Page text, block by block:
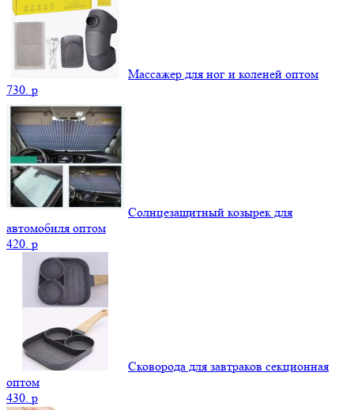
Массажер для ног и коленей оптом
730. p
Солнцезащитный козырек для
автомобиля оптом
420. p
Сковорода для завтраков секционная
оптом
430. p